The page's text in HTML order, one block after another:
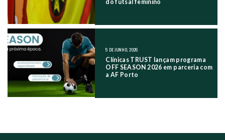
do futsal feminino
5 DE JUNHO, 2026
Clínicas TRUST lançam programa
OFF SEASON 2026 em parceria com
a AF Porto